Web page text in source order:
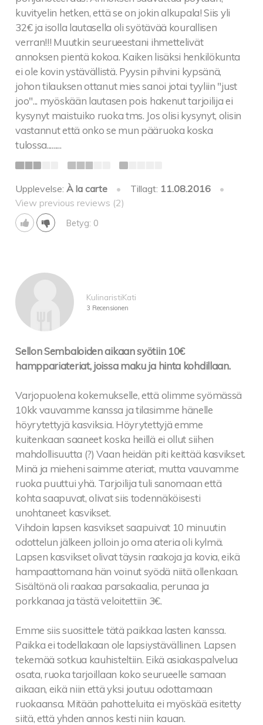
sauce and halloumi
- tarjoillaan briossisämpylällä ja ranskalaisilla /
served with brioche bun and fries
- saatavana myös Caesar- tai vihreällä salaatilla /
also available with Caesar or green salad
- gluteeniton sämpylä + 1 € / gluten free bun + 1 €
- bataattiranskalaisilla + 1,50 € / sweet potato fries +
1,50 €
- extra dip + 1 €
Chilli mayo / Mayo / Roasted garlic mayo / Mojo rojo
/ Salsa verde
MAKEAT
Sweets
Tiramisu 10
Suklaamarkiisia, appelsiini-inkiväärisorbettia ja
Chocolate marquise, orange-ginger sorbet and
raspberry
Ask for vegan version
Jäätelöannos: Suolakaramelli-, suklaa- ja
Ice cream portion: Salty caramel, chocolate and
vanilla ice cream
Vanilja, Laktoositon: vanilja, rommirusina, suklaa,
suolakaramelli
Vanilla, Lactose free: vanilla, rum-raisin, chocolate,
salty caramel
Sorbettipallo / Sorbet scoop 5
Appelsiini-inkivääri (vegaaninen)
Orange-ginger (vegan)
kuvityelin hetken, että se on jokin alkupala! Siis yli
32€ ja isolla lautasella oli syötävää kourallisen
verran!!! Muutkin seurueestani ihmettelivät
annoksen pientä kokoa. Kaiken lisäksi henkilökunta
ei ole kovin ystävällistä. Pyysin pihvini kypsänä,
johon tilauksen ottanut mies sanoi jotai tyyliin "just
joo"... myöskään lautasen pois hakenut tarjoilija ei
kysynyt maistuiko ruoka tms. Jos olisi kysynyt, olisin
vastannut että onko se mun pääruoka koska
tulossa.........
Upplevelse:À la carte • Tillagt: 11.08.2016
•
View previous reviews (2)
Betyg: 0
KulinaristiKati
3 Recensionen
Sellon Sembaloiden aikaan syötiin 10€
hamppariateriat, joissa maku ja hinta kohdillaan.
Varjopuolena kokemukselle, että olimme syömässä
10kk vauvamme kanssa ja tilasimme hänelle
höyrytettyjä kasviksia. Höyrytettyjä emme
kuitenkaan saaneet koska heillä ei ollut siihen
mahdollisuutta (?) Vaan heidän piti keittää kasvikset.
Minä ja mieheni saimme ateriat, mutta vauvamme
ruoka puuttui yhä. Tarjoilija tuli sanomaan että
kohta saapuvat, olivat siis todennäköisesti
unohtaneet kasvikset.
Vihdoin lapsen kasvikset saapuivat 10 minuutin
odottelun jälkeen jolloin jo oma ateria oli kylmä.
Lapsen kasvikset olivat täysin raakoja ja kovia, eikä
hampaattomana hän voinut syödä niitä ollenkaan.
Sisältönä oli raakaa parsakaalia, perunaa ja
porkkanaa ja tästä veloitettiin 3€.
Emme siis suosittele tätä paikkaa lasten kanssa.
Paikka ei todellakaan ole lapsiystävällinen. Lapsen
tekemää sotkua kauhisteltiin. Eikä asiakaspalvelua
osata, ruoka tarjoillaan koko seurueelle samaan
aikaan, eikä niin että yksi joutuu odottamaan
ruokaansa. Mitään pahotteluita ei myöskää esitetty
siitä, että yhden annos kesti niin kauan.